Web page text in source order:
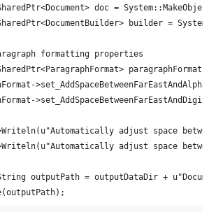
doc =
builder =
formatting properties
adjust space
adjust space
outputPath = outputDataDir +